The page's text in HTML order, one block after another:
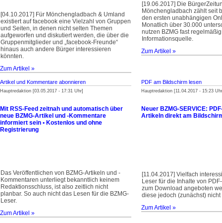
[04.10.2017] Für Mönchengladbach & Umland
existiert auf facebook eine Vielzahl von Gruppen
und Seiten, in denen nicht selten Themen
aufgeworfen und diskutiert werden, die über die
Gruppenmitglieder und „facebook-Freunde“
hinaus auch andere Bürger interessieren
könnten.
Zum Artikel »
[19.06.2017] Die
Mönchengladbach zählt seit
den ersten unab­hängigen
Monatlich über 30.000
nutzen BZMG fast
Informationsquelle.
Zum Artikel »
Artikel und Kommentare abonnieren
Hauptredaktion [03.05.2017 - 17:31 Uhr]
Mit RSS-Feed zeitnah und automatisch über
neue BZMG-Artikel und -Kommentare
informiert sein • Kostenlos und ohne
Registrierung
Das Veröffentlichen von BZMG-Artikeln und -
Kommentaren unterliegt bekanntlich keinem
Redaktionsschluss, ist also zeitlich nicht
planbar. So auch nicht das Lesen für die BZMG-
Leser.
Zum Artikel »
PDF am Bildschirm lesen
Hauptredaktion [11.04.2017 - 15:23
Neuer BZMG-SERVICE:
Artikeln direkt am
[11.04.2017] Vielfach
Leser für die Inhalte von
zum Download angeboten
diese jedoch (zunächst)
Zum Artikel »